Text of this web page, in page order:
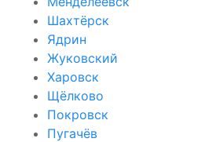
Шахтёрск
Ядрин
Жуковский
Харовск
Щёлково
Покровск
Пугачёв